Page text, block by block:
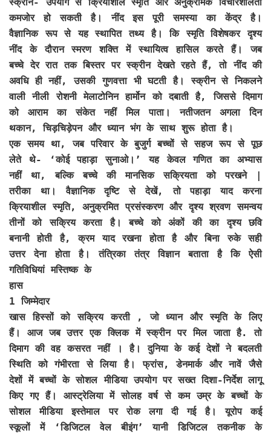
स्क्रीन- उपयोग से क्रियाशील स्मृति और अनुक्रमिक विचारशीलता
कमजोर हो सकती है। नींद इस पूरी समस्या का केंद्र है।
वैज्ञानिक रूप से यह स्थापित तथ्य है। कि स्मृति विशेषकर दृश्य
नींद के दौरान स्मरण शक्ति में स्थायित्व हासिल करते हैं। जब
बच्चे देर रात तक बिस्तर पर स्क्रीन देखते रहते हैं, तो नींद की
अवधि ही नहीं, उसकी गुणवत्ता भी घटती है। स्क्रीन से निकलने
वाली नीली रोशनी मेलाटोनिन हार्मोन को दबाती है, जिससे दिमाग
को आराम का संकेत नहीं मिल पाता। नतीजतन अगला दिन
थकान, चिड़चिड़ेपन और ध्यान भंग के साथ शुरू होता है।
एक समय था, जब परिवार के बुजुर्ग बच्चों से सहज रूप से पूछ
लेते थे- ‘कोई पहाड़ा सुनाओ।’ यह केवल गणित का अभ्यास
नहीं था, बल्कि बच्चे की मानसिक सक्रियता को परखने |
तरीका था। वैज्ञानिक दृष्टि से देखें, तो पहाड़ा याद करना
क्रियाशील स्मृति, अनुक्रमित प्रसंस्करण और दृश्य श्रवण समन्वय
तीनों को सक्रिय करता है। बच्चे को अंकों की का दृश्य छवि
बनानी होती है, क्रम याद रखना होता है और बिना रुके सही
उत्तर देना होता है। तंत्रिका तंत्र विज्ञान बताता है कि ऐसी
गतिविधियां मस्तिष्क के
हास
1 जिम्मेदार
खास हिस्सों को सक्रिय करती , जो ध्यान और स्मृति के लिए
हैं। आज जब उत्तर एक क्लिक में स्क्रीन पर मिल जाता है. तो
दिमाग की वह कसरत नहीं । है। दुनिया के कई देशों ने बदलती
स्थिति को गंभीरता से लिया है। फ्रांस, डेनमार्क और नावें जैसे
देशों में बच्चों के सोशल मीडिया उपयोग पर सख्त दिशा-निर्देश लागू
किए गए हैं। आस्ट्रेलिया में सोलह वर्ष से कम उम्र के बच्चों के
सोशल मीडिया इस्तेमाल पर रोक लगा दी गई है। यूरोप कई
स्कूलों में ‘डिजिटल वेल बीइंग’ यानी डिजिटल तकनीक के